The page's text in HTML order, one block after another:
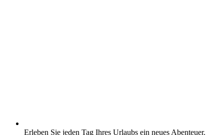
Erleben Sie jeden Tag Ihres Urlaubs ein neues Abenteuer.